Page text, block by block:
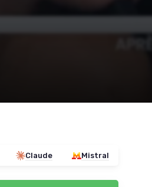
Claude Mistral